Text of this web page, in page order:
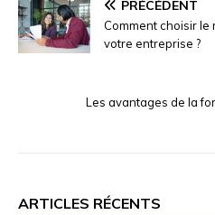
PRÉCÉDENT
Comment choisir le
votre entreprise ?
Les avantages de la
ARTICLES RÉCENTS